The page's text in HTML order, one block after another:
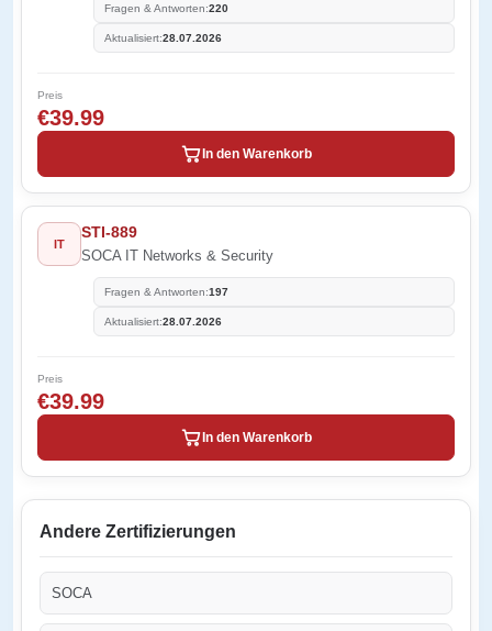
Fragen & Antworten:220
Aktualisiert:28.07.2026
Preis
€39.99
In den Warenkorb
IT
STI-889
SOCA IT Networks & Security
Fragen & Antworten:197
Aktualisiert:28.07.2026
Preis
€39.99
In den Warenkorb
Andere Zertifizierungen
SOCA